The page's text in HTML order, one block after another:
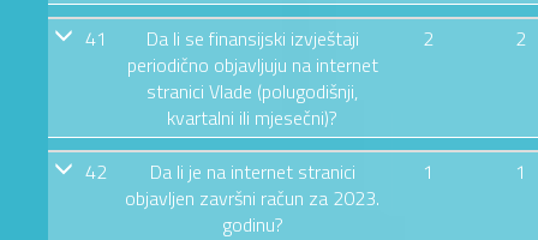
41
Da li se finansijski izvještaji
periodično objavljuju na internet
stranici Vlade (polugodišnji,
kvartalni ili mjesečni)?
2 2
42
Da li je na internet stranici
objavljen završni račun za 2023.
godinu?
1 1